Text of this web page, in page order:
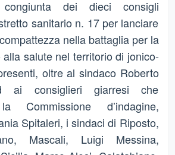
dei dieci consigli
sanitario n. 17 per lanciare
nella battaglia per la
salute nel territorio di jonico-
oltre al sindaco Roberto
ai consiglieri giarresi che
Commissione d’indagine,
Spitaleri, i sindaci di Riposto,
Mascali, Luigi Messina,